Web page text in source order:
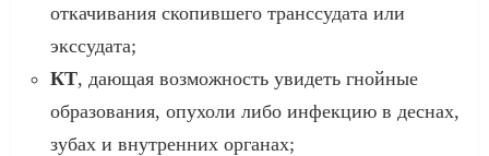
откачивания скопившего транссудата или
экссудата;
КТ, дающая возможность увидеть гнойные
образования, опухоли либо инфекцию в деснах,
зубах и внутренних органах;